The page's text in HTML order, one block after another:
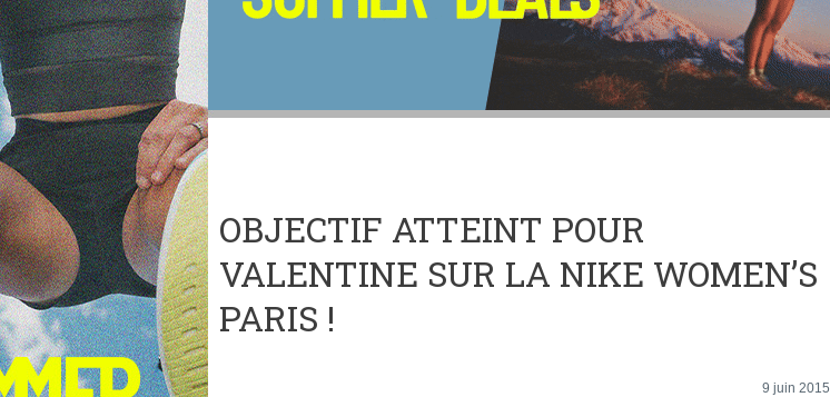
OBJECTIF ATTEINT POUR
VALENTINE SUR LA NIKE WOMEN’S
PARIS !
9 juin 2015